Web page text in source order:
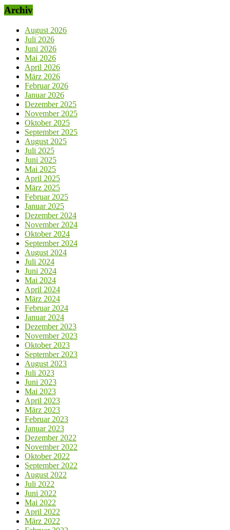
Archiv
August 2026
Juli 2026
Juni 2026
Mai 2026
April 2026
März 2026
Februar 2026
Januar 2026
Dezember 2025
November 2025
Oktober 2025
September 2025
August 2025
Juli 2025
Juni 2025
Mai 2025
April 2025
März 2025
Februar 2025
Januar 2025
Dezember 2024
November 2024
Oktober 2024
September 2024
August 2024
Juli 2024
Juni 2024
Mai 2024
April 2024
März 2024
Februar 2024
Januar 2024
Dezember 2023
November 2023
Oktober 2023
September 2023
August 2023
Juli 2023
Juni 2023
Mai 2023
April 2023
März 2023
Februar 2023
Januar 2023
Dezember 2022
November 2022
Oktober 2022
September 2022
August 2022
Juli 2022
Juni 2022
Mai 2022
April 2022
März 2022